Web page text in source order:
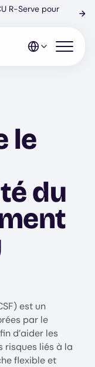
R-Serve pour
→
Open
le
du
est un
par le
d’aider les
risques liés à la
flexible et